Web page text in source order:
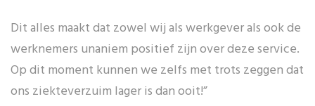
Dit alles maakt dat zowel wij als werkgever als ook de
werknemers unaniem positief zijn over deze service.
Op dit moment kunnen we zelfs met trots zeggen dat
ons ziekteverzuim lager is dan ooit!”